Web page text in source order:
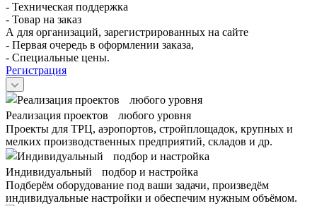
- Техническая поддержка
- Товар на заказ
А для организаций, зарегистрированных на сайте
- Первая очередь в оформлении заказа,
- Специальные цены.
Регистрация
Реализация проектов любого уровня
Проекты для ТРЦ, аэропортов, стройплощадок, крупных и
мелких производственных предприятий, складов и др.
Индивидуальный подбор и настройка
Подберём оборудование под ваши задачи, произведём
индивидуальные настройки и обеспечим нужным объёмом.